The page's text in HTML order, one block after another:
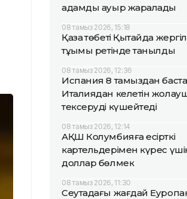
адамды ауыр жаралады
08 тамыз 2026, 15:18
Қазақ төбеті Қытайда
тұқымы ретінде танылды
08 тамыз 2026, 12:36
Испания 8 тамыздан
Италиядан келетін
тексеруді күшейтеді
08 тамыз 2026, 12:14
АҚШ Колумбияға есірткі
картельдерімен күрес
доллар бөлмек
08 тамыз 2026, 11:30
Сеутадағы жағдай